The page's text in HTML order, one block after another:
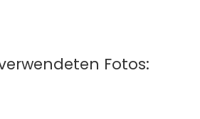
Fotos: